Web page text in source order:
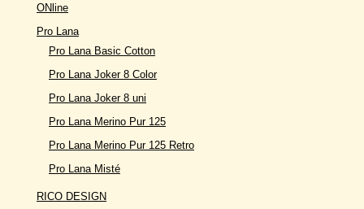
ONline
Pro Lana
Pro Lana Basic Cotton
Pro Lana Joker 8 Color
Pro Lana Joker 8 uni
Pro Lana Merino Pur 125
Pro Lana Merino Pur 125 Retro
Pro Lana Misté
RICO DESIGN